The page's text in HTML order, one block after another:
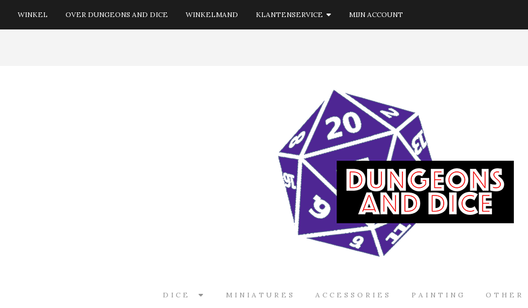
WINKEL OVER DUNGEONS AND DICE WINKELMAND KLANTENSERVICE MIJN ACCOUNT
DICE MINIATURES ACCESSORIES PAINTING OTHER